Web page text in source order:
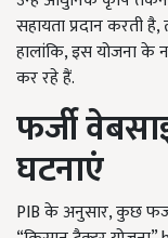
सहायता प्रदान करती
हालांकि, इस योजना
कर रहे हैं.
फर्जी
घटनाएं
PIB के अनुसार, कुछ